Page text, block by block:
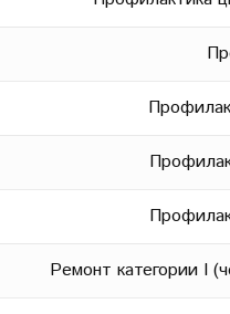
Ремонт категории I